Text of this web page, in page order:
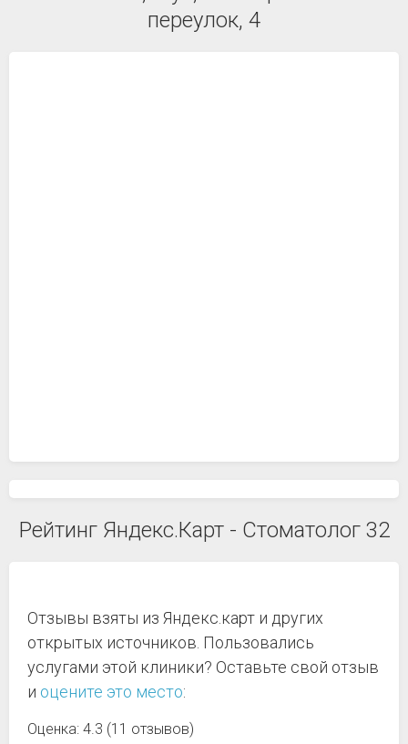
переулок, 4
Рейтинг Яндекс.Карт - Стоматолог 32
Отзывы взяты из Яндекс.карт и других
открытых источников. Пользовались
услугами этой клиники? Оставьте свой отзыв
и оцените это место:
Оценка: 4.3 (11 отзывов)